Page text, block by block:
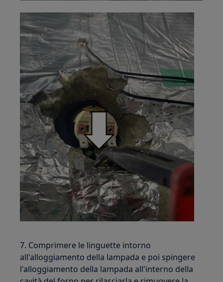
7. Comprimere le linguette intorno
all'alloggiamento della lampada e poi spingere
l'alloggiamento della lampada all'interno della